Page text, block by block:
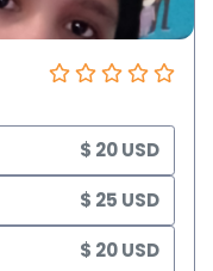
$ 20 USD
$ 25 USD
$ 20 USD